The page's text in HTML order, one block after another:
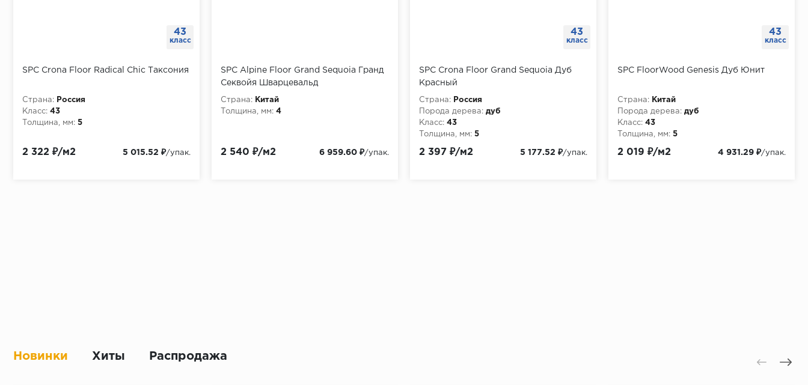
43
класс
SPC Crona Floor Radical Chic Таксония
Страна:
Россия
Класс: 43
Толщина, мм: 5
2 322 ₽/м2 5 015.52 ₽/упак.
SPC Alpine Floor Grand Sequoia Гранд
Секвойя Шварцевальд
Страна:
Китай
Толщина, мм: 4
2 540 ₽/м2 6 959.60 ₽/упак.
43
класс
SPC Crona Floor Grand Sequoia Дуб
Красный
Страна:
Россия
Порода дерева: дуб
Класс: 43
Толщина, мм: 5
2 397 ₽/м2 5 177.52 ₽/упак.
43
класс
SPC FloorWood Genesis Дуб Юнит
Страна:
Китай
Порода дерева: дуб
Класс: 43
Толщина, мм: 5
2 019 ₽/м2 4 931.29 ₽/упак.
Новинки Хиты Распродажа